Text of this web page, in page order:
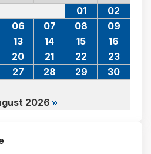
2026
01
02
06 07 08
09
13 14 15
16
20 21 22
23
27 28 29
30